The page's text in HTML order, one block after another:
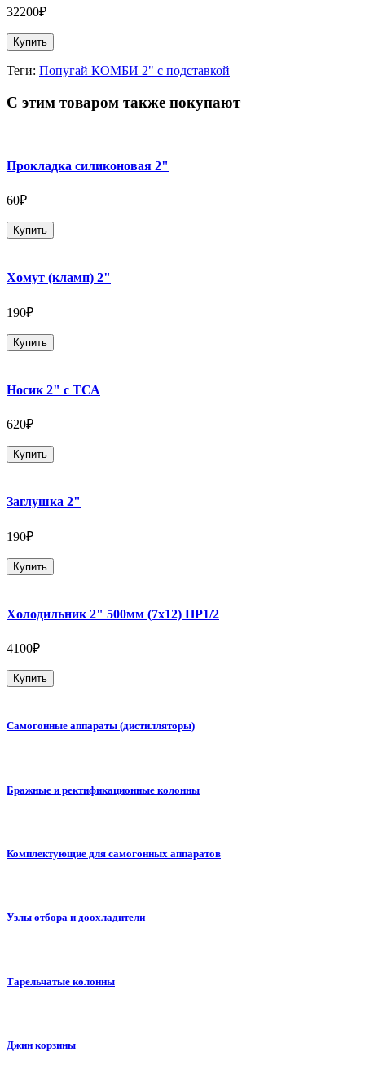
32200₽
Купить
Теги: Попугай КОМБИ 2" с подставкой
С этим товаром также покупают
Прокладка силиконовая 2"
60₽
Купить
Хомут (кламп) 2"
190₽
Купить
Носик 2" с ТСА
620₽
Купить
Заглушка 2"
190₽
Купить
Холодильник 2" 500мм (7х12) НР1/2
4100₽
Купить
Самогонные аппараты (дистилляторы)
Бражные и ректификационные колонны
Комплектующие для самогонных аппаратов
Узлы отбора и доохладители
Тарельчатые колонны
Джин корзины